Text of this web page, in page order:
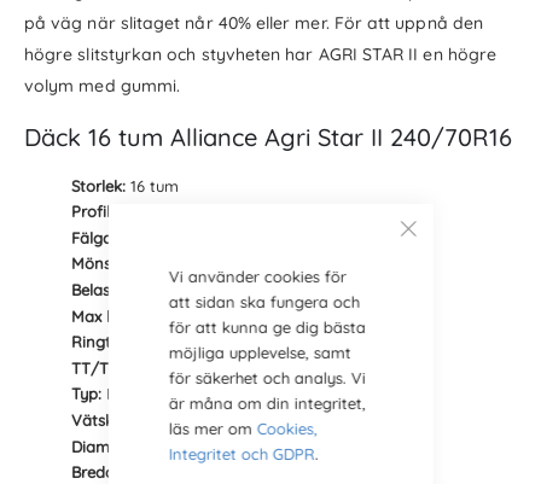
Vi använder cookies för
att sidan ska fungera och
för att kunna ge dig bästa
möjliga upplevelse, samt
för säkerhet och analys. Vi
är måna om din integritet,
läs mer om Cookies,
Integritet och GDPR.
på väg när slitaget når 40% eller mer. För att uppnå den
högre slitstyrkan och styvheten har AGRI STAR II en högre
volym med gummi.
Däck 16 tum Alliance Agri Star II 240/70R16
Storlek:16 tum
Profil:
Fälgar:
Mönster:
Belastning (index):
Max hastighet (index):
65 km/h (D)
Ringtryck/Lufttryck:
2,4 bar
TT/TL:
TL (Tube Less = utan slang)
Typ:Radial
Vätskefyllning (75%):
31 liter
Diameter:
742 mm
Bredd: